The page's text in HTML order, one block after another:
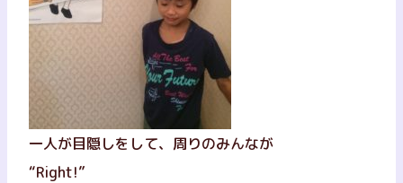
一人が目隠しをして、周りのみんなが
“Right!”